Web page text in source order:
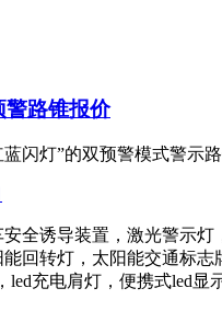
警路锥报价
闪灯”的双预警模式警示
全诱导装置，激光警示
回转灯，太阳能交通标
充电肩灯，便携式led显